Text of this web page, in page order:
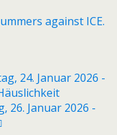
against ICE.
24. Januar 2026 -
26. Januar 2026 -